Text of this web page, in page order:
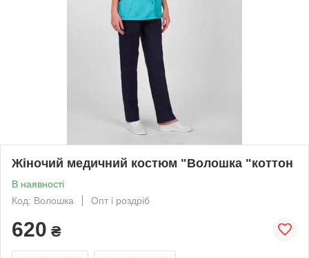
Жіночий медичний костюм "Волошка "коттон
В наявності
Код: Волошка
Опт і роздріб
620 ₴